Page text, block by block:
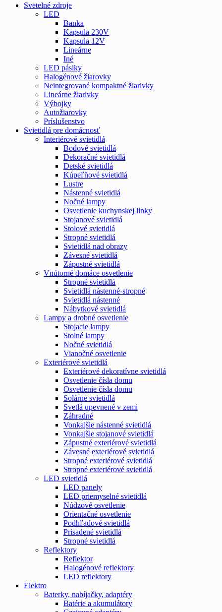
Svetelné zdroje
LED
Banka
Kapsula 230V
Kapsula 12V
Lineárne
Iné
LED pásiky
Halogénové žiarovky
Neintegrované kompaktné žiarivky
Lineárne žiarivky
Výbojky
Autožiarovky
Príslušenstvo
Svietidlá pre domácnosť
Interiérové svietidlá
Bodové svietidlá
Dekoračné svietidlá
Detské svietidlá
Kúpeľňové svietidlá
Lustre
Nástenné svietidlá
Nočné lampy
Osvetlenie kuchynskej linky
Stojanové svietidlá
Stolové svietidlá
Stropné svietidlá
Svietidlá nad obrazy
Závesné svietidlá
Zápustné svietidlá
Vnútorné domáce osvetlenie
Stropné svietidlá
Svietidlá nástenné-stropné
Svietidlá nástenné
Nábytkové svietidlá
Lampy a drobné osvetlenie
Stojacie lampy
Stolné lampy
Nočné svietidlá
Vianočné osvetlenie
Exteriérové svietidlá
Exteriérové dekoratívne svietidlá
Osvetlenie čísla domu
Osvetlenie čísla domu
Solárne svietidlá
Svetlá upevnené v zemi
Záhradné
Vonkajšie nástenné svietidlá
Vonkajšie stojanové svietidlá
Zápustné exteriérové svietidlá
Závesné exteriérové svietidlá
Stropné exteriérové svietidlá
Stropné exteriérové svietidlá
LED svietidlá
LED panely
LED priemyselné svietidlá
Núdzové osvetlenie
Orientačné osvetlenie
Podhľadové svietidlá
Prisadené svietidlá
Stropné svietidlá
Reflektory
Reflektor
Halogénové reflektory
LED reflektory
Elektro
Baterky, nabíjačky, adaptéry
Batérie a akumulátory